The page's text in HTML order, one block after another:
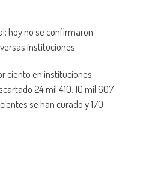
hoy no se confirmaron
instituciones.
ciento en instituciones
24 mil 410; 10 mil 607
se han curado y 170